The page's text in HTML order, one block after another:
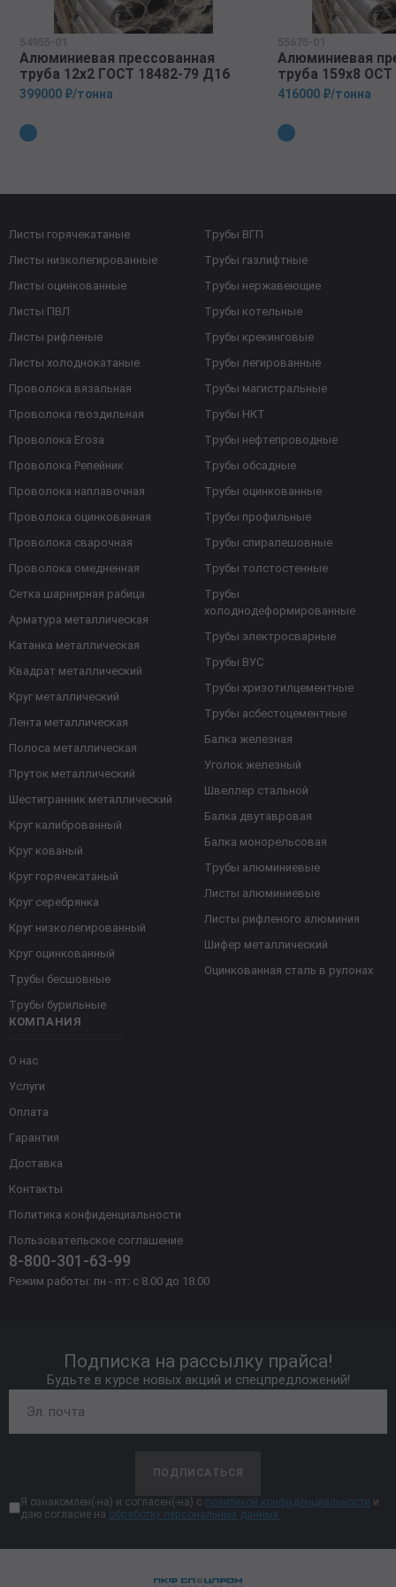
54955-01
Алюминиевая прессованная
труба 12х2 ГОСТ 18482-79 Д16
399000 ₽/тонна
55675-01
Алюминиевая
труба 159х8
416000 ₽/тонна
КОМПАНИЯ
О нас
Услуги
Оплата
Гарантия
Доставка
Контакты
Политика конфиденциальности
Пользовательское соглашение
8-800-301-63-99
Режим работы: пн - пт: с 8.00 до 18.00
Листы горячекатаные
Листы низколегированные
Листы оцинкованные
Листы ПВЛ
Листы рифленые
Листы холоднокатаные
Проволока вязальная
Проволока гвоздильная
Проволока Егоза
Проволока Репейник
Проволока наплавочная
Проволока оцинкованная
Проволока сварочная
Проволока омедненная
Сетка шарнирная рабица
Арматура металлическая
Катанка металлическая
Квадрат металлический
Круг металлический
Лента металлическая
Полоса металлическая
Пруток металлический
Шестигранник металлический
Круг калиброванный
Круг кованый
Круг горячекатаный
Круг серебрянка
Круг низколегированный
Круг оцинкованный
Трубы бесшовные
Трубы бурильные
Трубы ВГП
Трубы газлифтные
Трубы нержавеющие
Трубы котельные
Трубы крекинговые
Трубы легированные
Трубы магистральные
Трубы НКТ
Трубы нефтепроводные
Трубы обсадные
Трубы оцинкованные
Трубы профильные
Трубы спиралешовные
Трубы толстостенные
Трубы
холоднодеформированные
Трубы электросварные
Трубы ВУС
Трубы хризотилцементные
Трубы асбестоцементные
Балка железная
Уголок железный
Швеллер стальной
Балка двутавровая
Балка монорельсовая
Трубы алюминиевые
Листы алюминиевые
Листы рифленого алюминия
Шифер металлический
Оцинкованная сталь в рулонах
Подписка на рассылку прайса!
Будьте в курсе новых акций и спецпредложений!
ПОДПИСАТЬСЯ
Я ознакомлен(-на) и согласен(-на) с политикой конфиденциальности и
даю согласие на обработку персональных данных.